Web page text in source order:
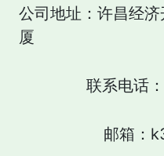
公司地址：许昌经
厦
联系电话
邮箱：